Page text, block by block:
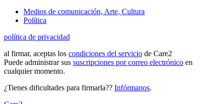
Medios de comunicación, Arte, Cultura
Política
política de privacidad
al firmar, aceptas los condiciones del servicio de Care2
Puede administrar sus suscripciones por correo electrónico en
cualquier momento.
¿Tienes dificultades para firmarla?? Infórmanos.